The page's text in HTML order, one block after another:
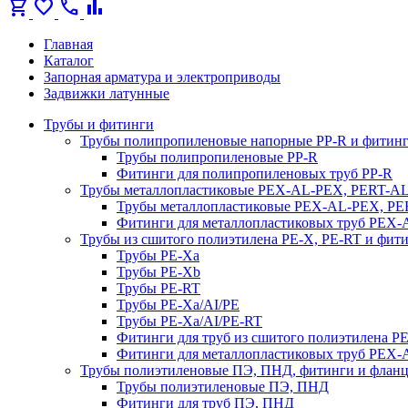
shopping_cart favorite call bar_chart
Главная
Каталог
Запорная арматура и электроприводы
Задвижки латунные
Трубы и фитинги
Трубы полипропиленовые напорные PP-R и
Трубы полипропиленовые PP-R
Фитинги для полипропиленовых труб PP-R
Трубы металлопластиковые PEX-AL-PEX, PERT-
Трубы металлопластиковые PEX-AL-PEX,
Фитинги для металлопластиковых труб
Трубы из сшитого полиэтилена PE-X, PE-RT и
Трубы PE-Xa
Трубы PE-Xb
Трубы PE-RT
Трубы PE-Xa/AI/PE
Трубы PE-Xa/AI/PE-RT
Фитинги для труб из сшитого полиэтилена
Фитинги для металлопластиковых труб
Трубы полиэтиленовые ПЭ, ПНД, фитинги и
Трубы полиэтиленовые ПЭ, ПНД
Фитинги для труб ПЭ, ПНД